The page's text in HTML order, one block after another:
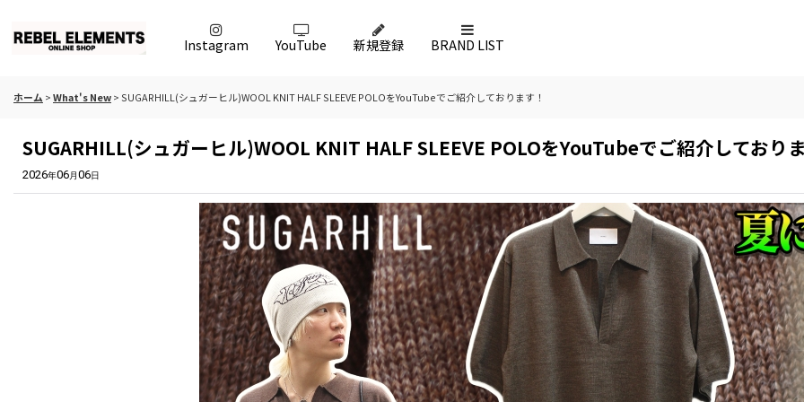
Instagram YouTube 新規登録 BRAND LIST
ホーム >What's New> SUGARHILL(シュガーヒル)WOOL KNIT HALF SLEEVE POLOをYouTubeでご紹介しております！
SUGARHILL(シュガーヒル)WOOL KNIT HALF SLEEVE POLOをYouTubeでご紹介しており
2026年06月06日